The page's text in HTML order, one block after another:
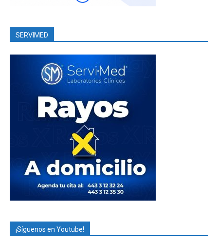
SERVIMED
¡Síguenos en Youtube!